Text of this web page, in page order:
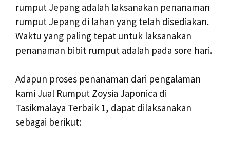
rumput Jepang adalah laksanakan penanaman
rumput Jepang di lahan yang telah disediakan.
Waktu yang paling tepat untuk laksanakan
penanaman bibit rumput adalah pada sore hari.
Adapun proses penanaman dari pengalaman
kami Jual Rumput Zoysia Japonica di
Tasikmalaya Terbaik 1, dapat dilaksanakan
sebagai berikut: